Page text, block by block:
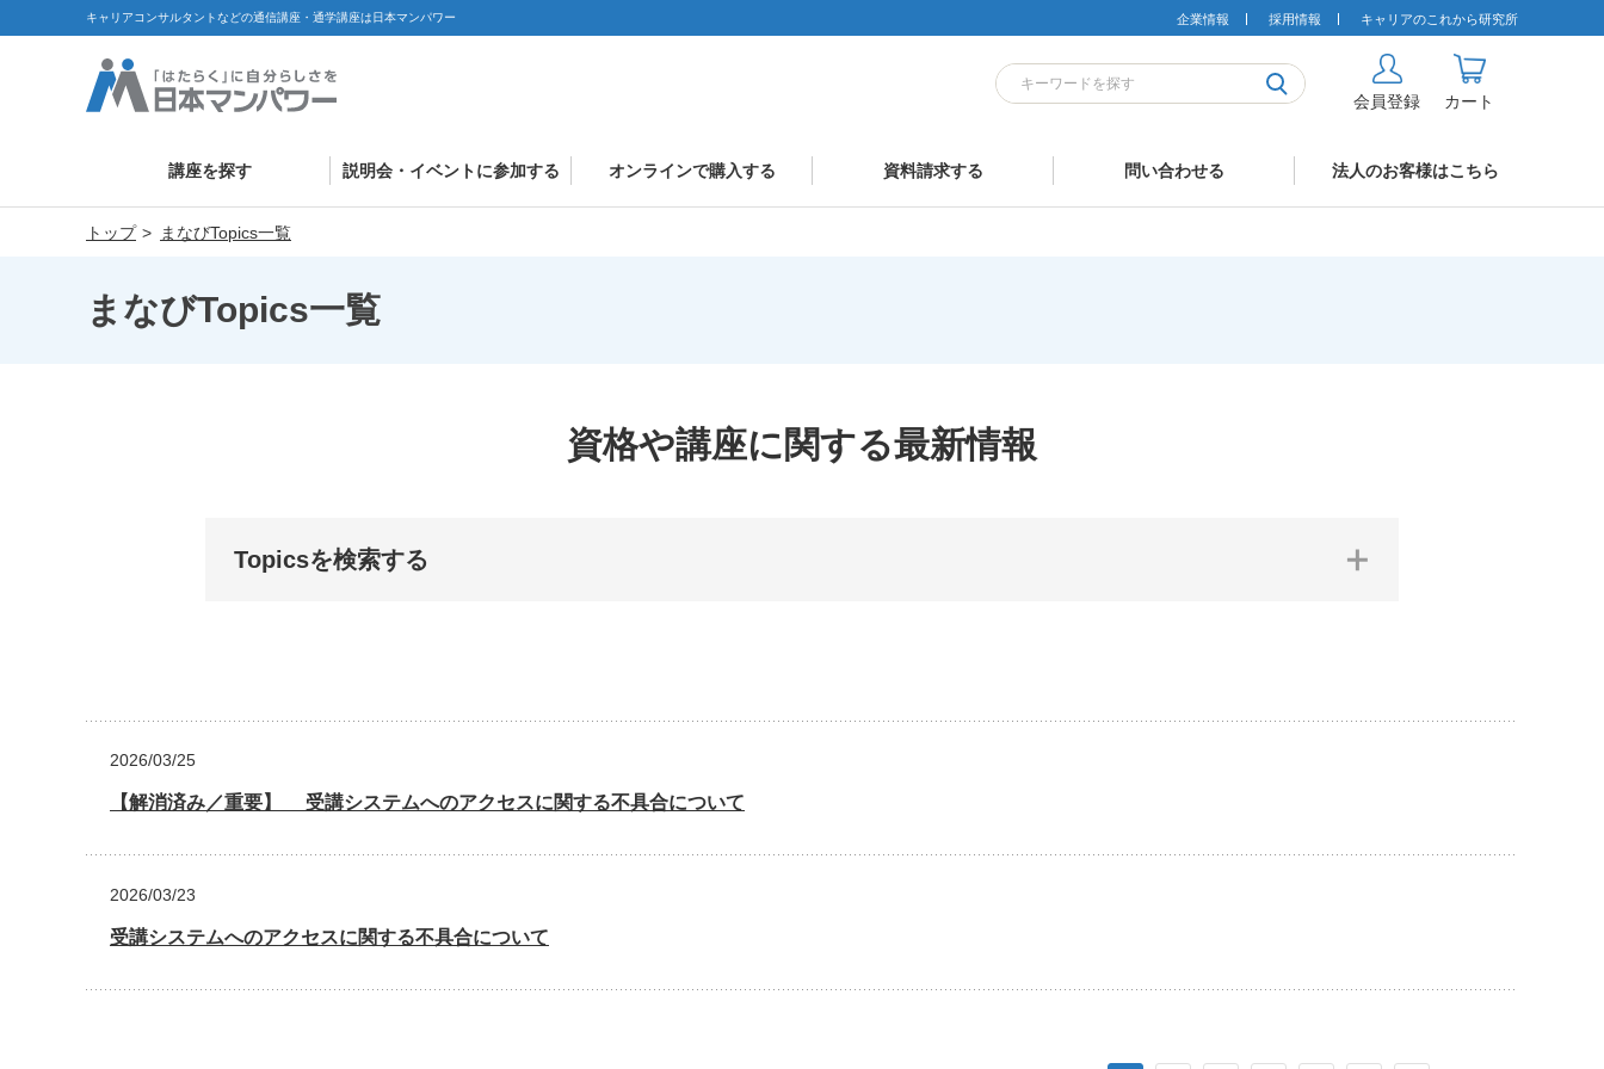
キャリアコンサルタントなどの通信講座・通学講座は日本マンパワー 企業情報 採用情報 キャリアのこれから研究所
会員登録 カート
講座を探す 説明会・イベントに参加する オンラインで購入する 資料請求する 問い合わせる 法人のお客様はこちら
トップ まなびTopics一覧
まなびTopics一覧
資格や講座に関する最新情報
Topicsを検索する
2026/03/25
【解消済み／重要】 受講システムへのアクセスに関する不具合について
2026/03/23
受講システムへのアクセスに関する不具合について